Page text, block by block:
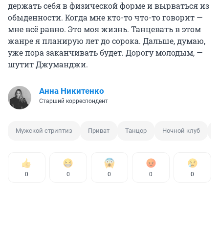
держать себя в физической форме и вырваться из
обыденности. Когда мне кто-то что-то говорит —
мне всё равно. Это моя жизнь. Танцевать в этом
жанре я планирую лет до сорока. Дальше, думаю,
уже пора заканчивать будет. Дорогу молодым, —
шутит Джуманджи.
Анна Никитенко
Старший корреспондент
Мужской стриптиз Приват Танцор Ночной клуб
0 0 0 0 0